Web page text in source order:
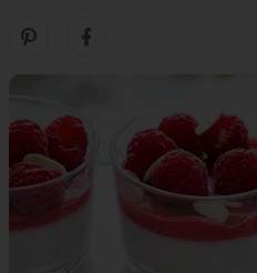
Zobacz nasze piny w
Udostępnij ten